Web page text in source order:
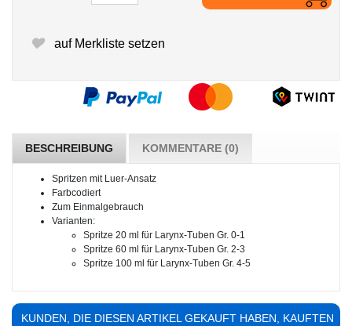
auf Merkliste setzen
BESCHREIBUNG KOMMENTARE (0)
Spritzen mit Luer-Ansatz
Farbcodiert
Zum Einmalgebrauch
Varianten:
Spritze 20 ml für Larynx-Tuben Gr. 0-1
Spritze 60 ml für Larynx-Tuben Gr. 2-3
Spritze 100 ml für Larynx-Tuben Gr. 4-5
KUNDEN, DIE DIESEN ARTIKEL GEKAUFT HABEN, KAUFTEN